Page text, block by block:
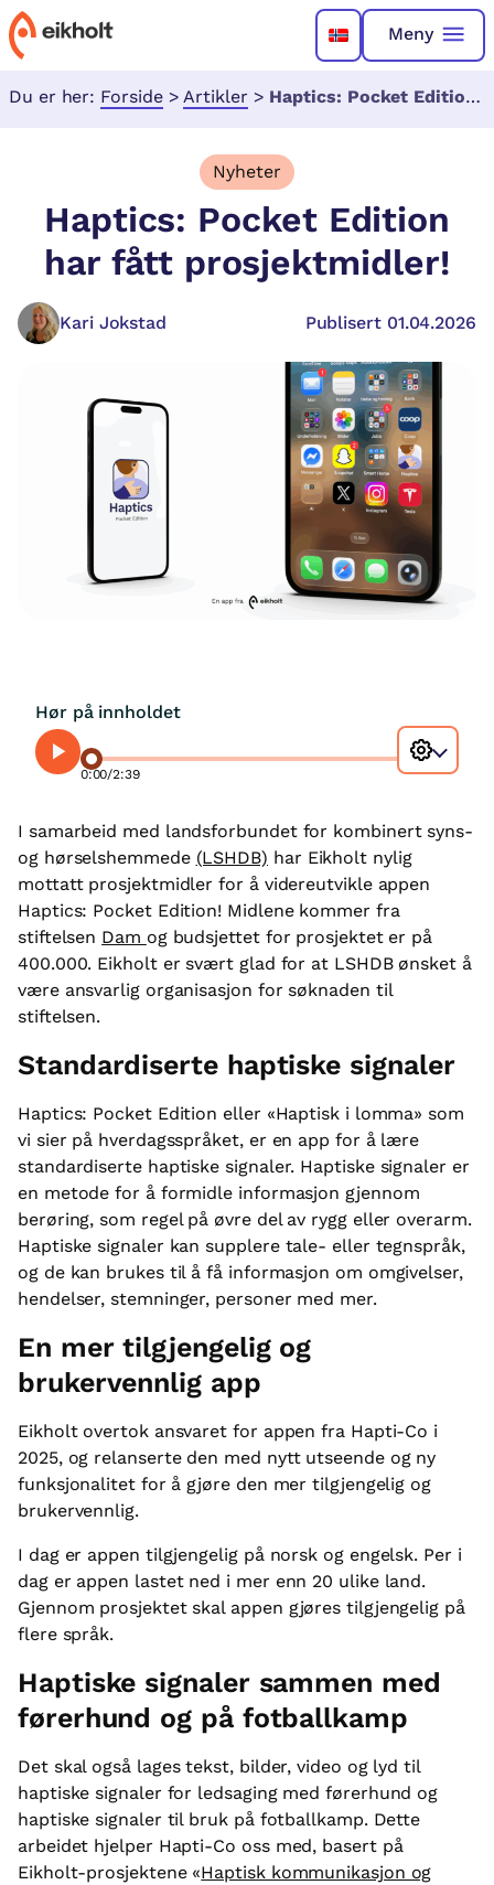
Meny
Du er her: Forside > Artikler > Haptics: Pocket Edition har fått prosjektmidler!
Nyheter
Haptics: Pocket Edition
har fått prosjektmidler!
Kari Jokstad Publisert 01.04.2026
Hør på innholdet
0:00/2:39
I samarbeid med landsforbundet for kombinert syns-
og hørselshemmede (LSHDB) har Eikholt nylig
mottatt prosjektmidler for å videreutvikle appen
Haptics: Pocket Edition! Midlene kommer fra
stiftelsen Dam og budsjettet for prosjektet er på
400.000. Eikholt er svært glad for at LSHDB ønsket å
være ansvarlig organisasjon for søknaden til
stiftelsen.
Standardiserte haptiske signaler
Haptics: Pocket Edition eller «Haptisk i lomma» som
vi sier på hverdagsspråket, er en app for å lære
standardiserte haptiske signaler. Haptiske signaler er
en metode for å formidle informasjon gjennom
berøring, som regel på øvre del av rygg eller overarm.
Haptiske signaler kan supplere tale- eller tegnspråk,
og de kan brukes til å få informasjon om omgivelser,
hendelser, stemninger, personer med mer.
En mer tilgjengelig og
brukervennlig app
Eikholt overtok ansvaret for appen fra Hapti-Co i
2025, og relanserte den med nytt utseende og ny
funksjonalitet for å gjøre den mer tilgjengelig og
brukervennlig.
I dag er appen tilgjengelig på norsk og engelsk. Per i
dag er appen lastet ned i mer enn 20 ulike land.
Gjennom prosjektet skal appen gjøres tilgjengelig på
flere språk.
Haptiske signaler sammen med
førerhund og på fotballkamp
Det skal også lages tekst, bilder, video og lyd til
haptiske signaler for ledsaging med førerhund og
haptiske signaler til bruk på fotballkamp. Dette
arbeidet hjelper Hapti-Co oss med, basert på
Eikholt-prosjektene «Haptisk kommunikasjon og